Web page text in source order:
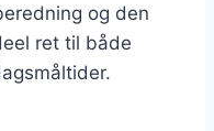
og den
ret til både